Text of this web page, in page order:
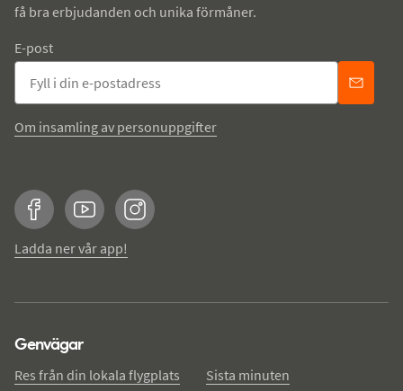
få bra erbjudanden och unika förmåner.
E-post
Om insamling av personuppgifter
FacebookYouTubeInstagram
Ladda ner vår app!
Genvägar
Res från din lokala flygplats
Sista minuten